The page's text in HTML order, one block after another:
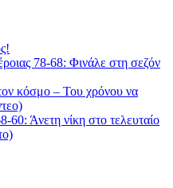
78-68: Φινάλε στη σεζόν
κόσμο – Του χρόνου να
Άνετη νίκη στο τελευταίο